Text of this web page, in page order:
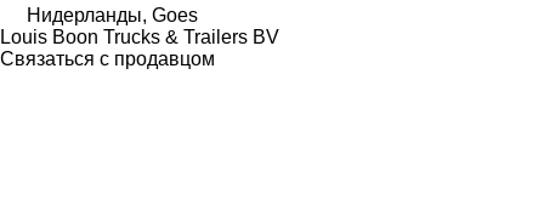
Нидерланды, Goes
Louis Boon Trucks & Trailers BV
Связаться с продавцом